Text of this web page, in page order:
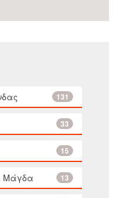
131
33
15
13
Μάγδα